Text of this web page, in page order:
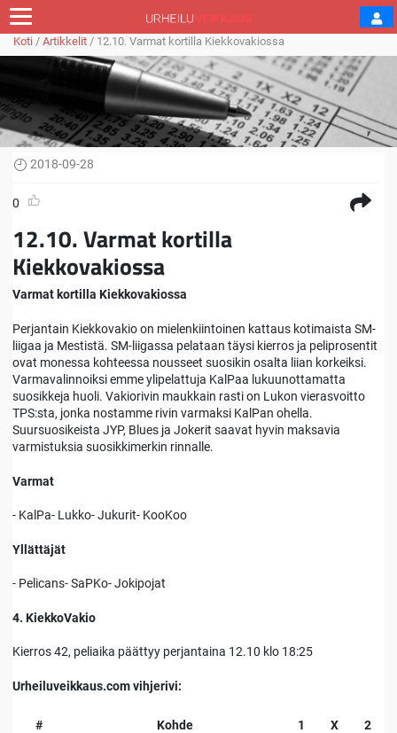
Koti / Artikkelit / 12.10. Varmat kortilla Kiekkovakiossa
2018-09-28
0
12.10. Varmat kortilla
Kiekkovakiossa
Varmat kortilla Kiekkovakiossa
Perjantain Kiekkovakio on mielenkiintoinen kattaus kotimaista SM-
liigaa ja Mestistä. SM-liigassa pelataan täysi kierros ja peliprosentit
ovat monessa kohteessa nousseet suosikin osalta liian korkeiksi.
Varmavalinnoiksi emme ylipelattuja KalPaa lukuunottamatta
suosikkeja huoli. Vakiorivin maukkain rasti on Lukon vierasvoitto
TPS:sta, jonka nostamme rivin varmaksi KalPan ohella.
Suursuosikeista JYP, Blues ja Jokerit saavat hyvin maksavia
varmistuksia suosikkimerkin rinnalle.
Varmat
- KalPa- Lukko- Jukurit- KooKoo
Yllättäjät
- Pelicans- SaPKo- Jokipojat
4. KiekkoVakio
Kierros 42, peliaika päättyy perjantaina 12.10 klo 18:25
Urheiluveikkaus.com vihjerivi:
# Kohde 1 X
2